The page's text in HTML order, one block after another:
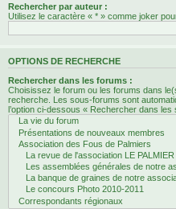
Rechercher par auteur :
Utilisez le caractère « * » comme joker
OPTIONS DE RECHERCHE
Rechercher dans les forums :
Choisissez le forum ou les forums dans
recherche. Les sous-forums sont
l’option ci-dessous « Rechercher dans les